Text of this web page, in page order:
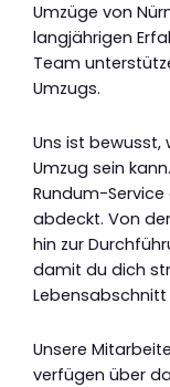
Umzüge von
langjährigen
Team
Umzugs.
Uns ist bewusst,
Umzug sein
Rundum-
abdeckt. Von
hin zur
damit du dich
Lebensabschnitt
Unsere
verfügen über